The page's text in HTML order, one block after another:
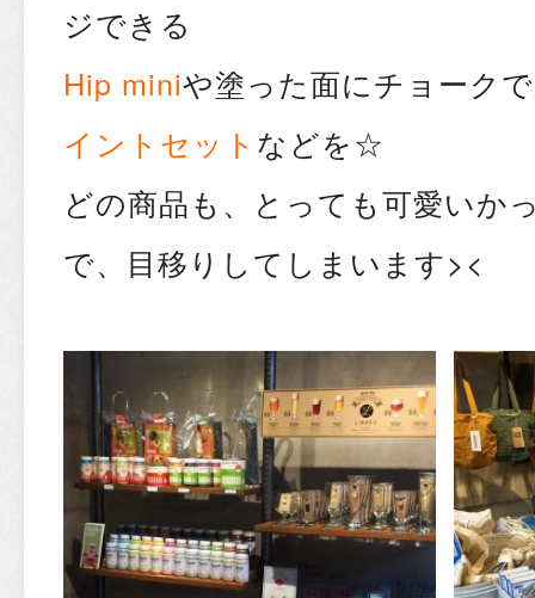
ジできる
Hip miniや塗った面にチョーク
イントセット などを☆
どの商品も、とっても可愛いか
で、目移りしてしまいます><